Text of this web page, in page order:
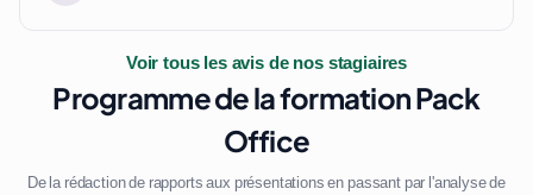
Voir tous les avis de nos stagiaires
Programme de la formation Pack
Office
De la rédaction de rapports aux présentations en passant par l'analyse de